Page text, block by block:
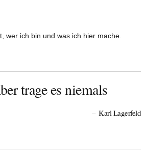
wer ich bin und was ich hier mache.
trage es niemals
Karl Lagerfeld